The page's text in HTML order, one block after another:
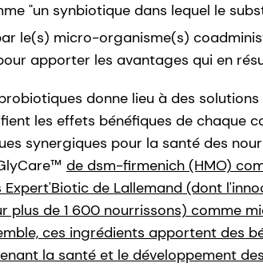
"un synbiotique dans lequel le
le(s) micro-organisme(s)
apporter les avantages qui en
donne lieu à des
les effets bénéfiques de chaque
synergiques pour la santé des
de dsm-firmenich (HMO)
de Lallemand (dont
plus de 1 600 nourrissons) comme
ces ingrédients apportent des
la santé et le développement